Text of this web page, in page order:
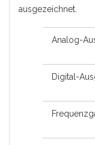
ausgezeichnet.
Analog-
Digital-